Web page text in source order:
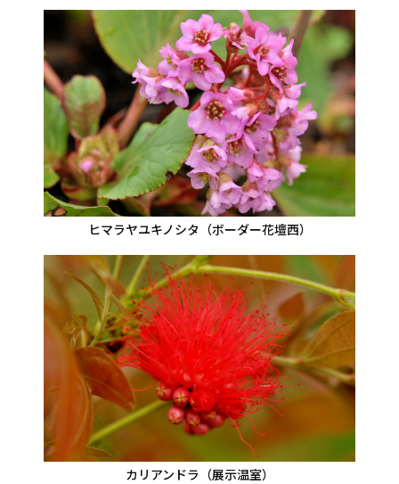
ヒマラヤユキノシタ（ボーダー花壇西）
カリアンドラ（展示温室）